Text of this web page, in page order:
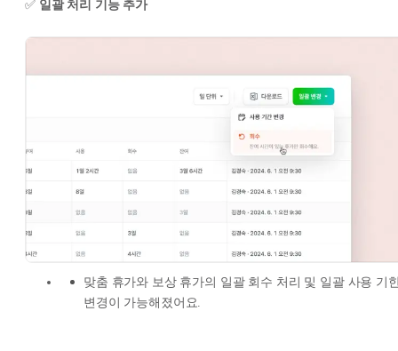
✅ 일괄 처리 기능 추가
맞춤 휴가와 보상 휴가의 일괄 회수 처리 및 일괄 사용 기
변경이 가능해졌어요.